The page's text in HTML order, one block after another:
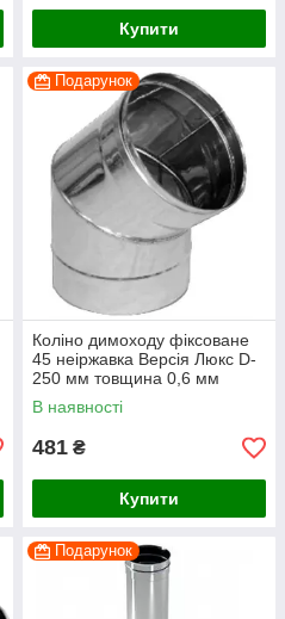
Купити
Подарунок
Коліно димоходу фіксоване
45 неіржавка Версія Люкс D-
250 мм товщина 0,6 мм
В наявності
481 ₴
Купити
Подарунок